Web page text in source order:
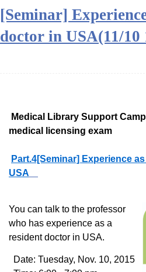
[Seminar]
doctor in USA(11/10
Medical Library Support
medical licensing exam
Part.4[Seminar] Experience
USA
You can talk to the professor
who has experience as a
resident doctor in USA.
Date: Tuesday, Nov. 10, 2015